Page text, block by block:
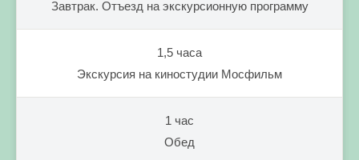
Завтрак. Отъезд на экскурсионную программу
1,5 часа
Экскурсия на киностудии Мосфильм
1 час
Обед